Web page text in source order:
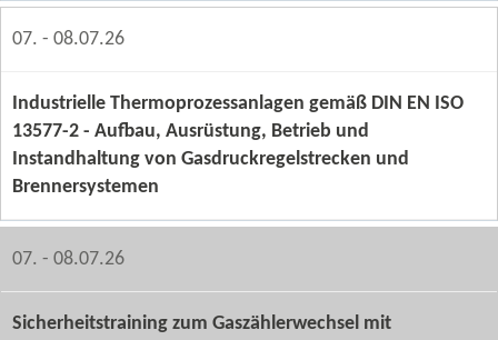
07. - 08.07.26
Industrielle Thermoprozessanlagen gemäß DIN EN ISO
13577-2 - Aufbau, Ausrüstung, Betrieb und
Instandhaltung von Gasdruckregelstrecken und
Brennersystemen
07. - 08.07.26
Sicherheitstraining zum Gaszählerwechsel mit